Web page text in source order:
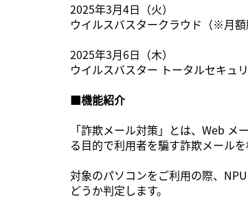
2025年3月4日（火）
ウイルスバスタークラウド（※月額
2025年3月6日（木）
ウイルスバスター トータルセキュ
■機能紹介
「詐欺メール対策」とは、Web
る目的で利用者を騙す詐欺メールを
対象のパソコンをご利用の際、
どうか判定します。